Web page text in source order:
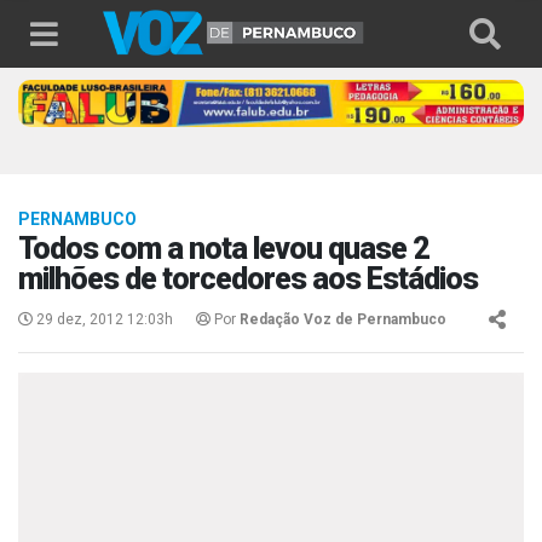
PERNAMBUCO
Todos com a nota levou quase 2
milhões de torcedores aos Estádios
29 dez, 2012 12:03h Por Redação Voz de Pernambuco